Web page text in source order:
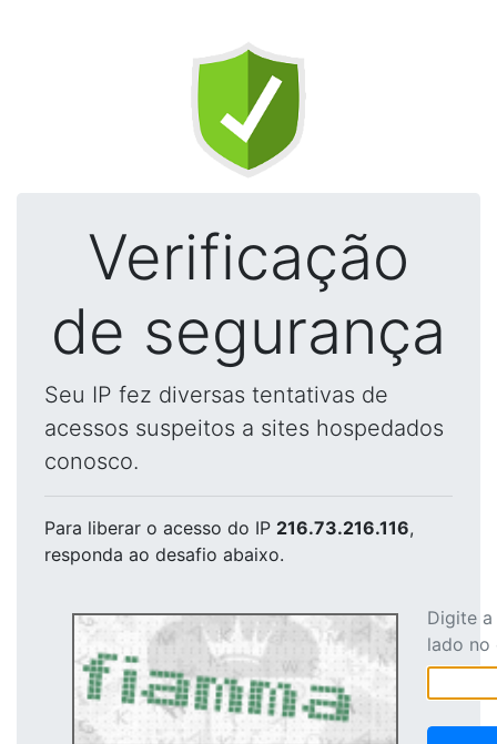
Verificação
de segurança
Seu IP fez diversas tentativas de
acessos suspeitos a sites hospedados
conosco.
Para liberar o acesso do IP 216.73.216.116,
responda ao desafio abaixo.
Digite
lado no